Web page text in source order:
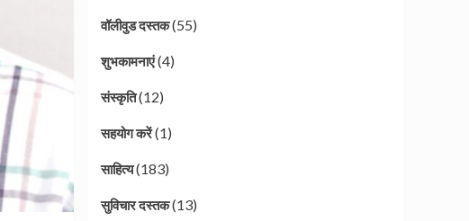
वॉलीवुड दस्तक(55)
शुभकामनाएं(4)
संस्कृति(12)
सहयोग करें(1)
साहित्य(183)
सुविचार दस्तक(13)